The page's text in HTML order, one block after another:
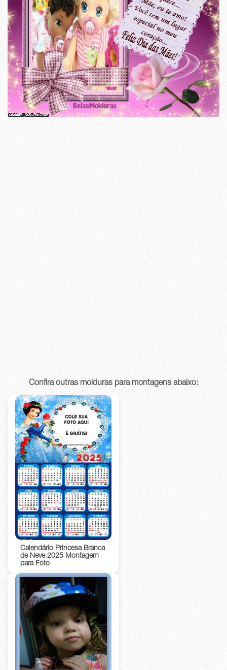
Confira outras molduras para montagens abaixo:
Calendário Princesa Branca
de Neve 2025 Montagem
para Foto